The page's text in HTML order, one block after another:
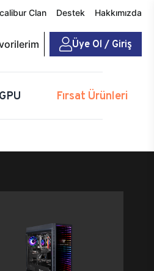
Clan Destek Hakkımızda
Üye Ol / Giriş
Fırsat Ürünleri